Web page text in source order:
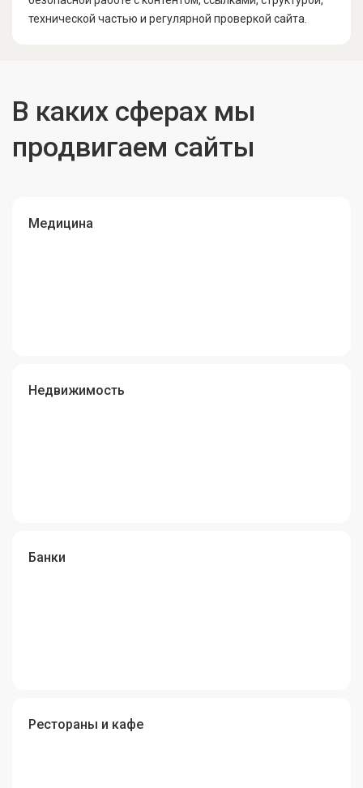
технической частью и регулярной проверкой сайта.
В каких сферах мы
продвигаем сайты
Медицина
Недвижимость
Банки
Рестораны и кафе